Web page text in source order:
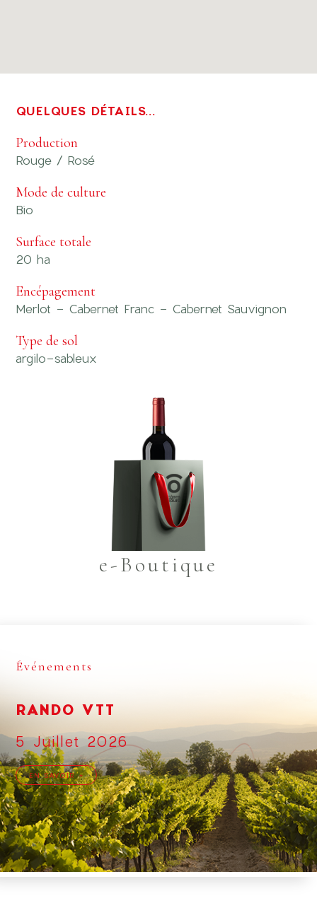
QUELQUES DÉTAILS...
Production
Rouge / Rosé
Mode de culture
Bio
Surface totale
20 ha
Encépagement
Merlot - Cabernet Franc - Cabernet Sauvignon
Type de sol
argilo-sableux
e-Boutique
Événements
RANDO VTT
5 Juillet 2026
EN SAVOIR +